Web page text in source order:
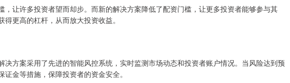
，让许多投资者望而却步。而新的解决方案降低了配资门槛，让更多投资者能够参与其
更高的杠杆，从而放大投资收益。
决方案采用了先进的智能风控系统，实时监测市场动态和投资者账户情况。当风险达到预
金等措施，保障投资者的资金安全。